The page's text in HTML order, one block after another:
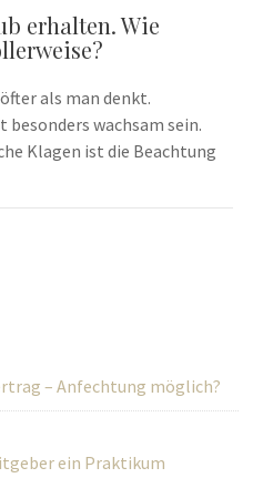
erhalten. Wie
als man denkt.
wachsam sein.
Klagen ist die Beachtung
– Anfechtung möglich?
ein Praktikum